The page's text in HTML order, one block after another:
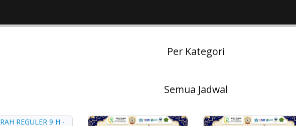
Per Kategori
Semua Jadwal